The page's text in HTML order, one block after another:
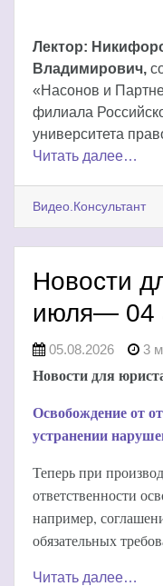
Лектор:
Владимирович,
«Насонов и
филиала
университета
Читать далее…
Видео.Консультант
Новости
июля— 04
05.08.2026 3
Новости для
Освобождение от
устранении
Теперь при
ответственности
например,
обязательных
Читать далее…